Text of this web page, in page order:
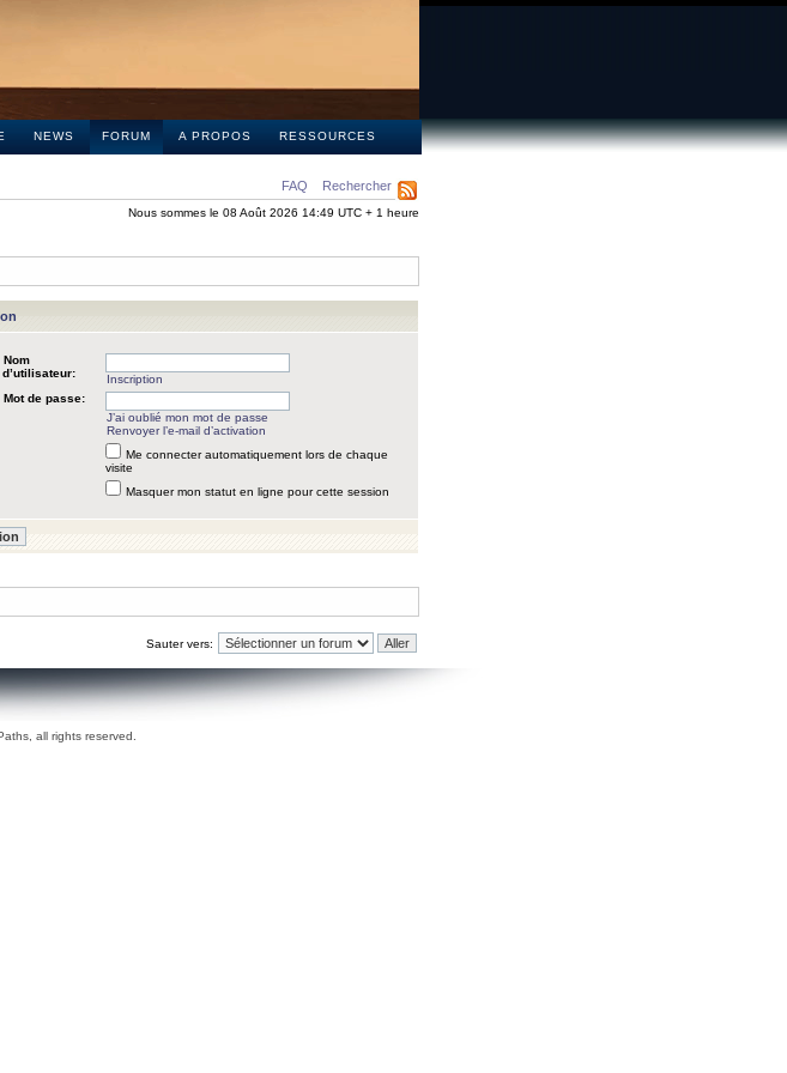
NEWS FORUM A PROPOS RESSOURCES
FAQ Rechercher
Nous sommes le 08 Août 2026 14:49 UTC + 1 heure
Nom
d’utilisateur:
Inscription
Mot de passe:
J’ai oublié mon mot de passe
Renvoyer l’e-mail d’activation
Me connecter automatiquement lors de chaque
visite
Masquer mon statut en ligne pour cette session
Sauter vers:
all rights reserved.